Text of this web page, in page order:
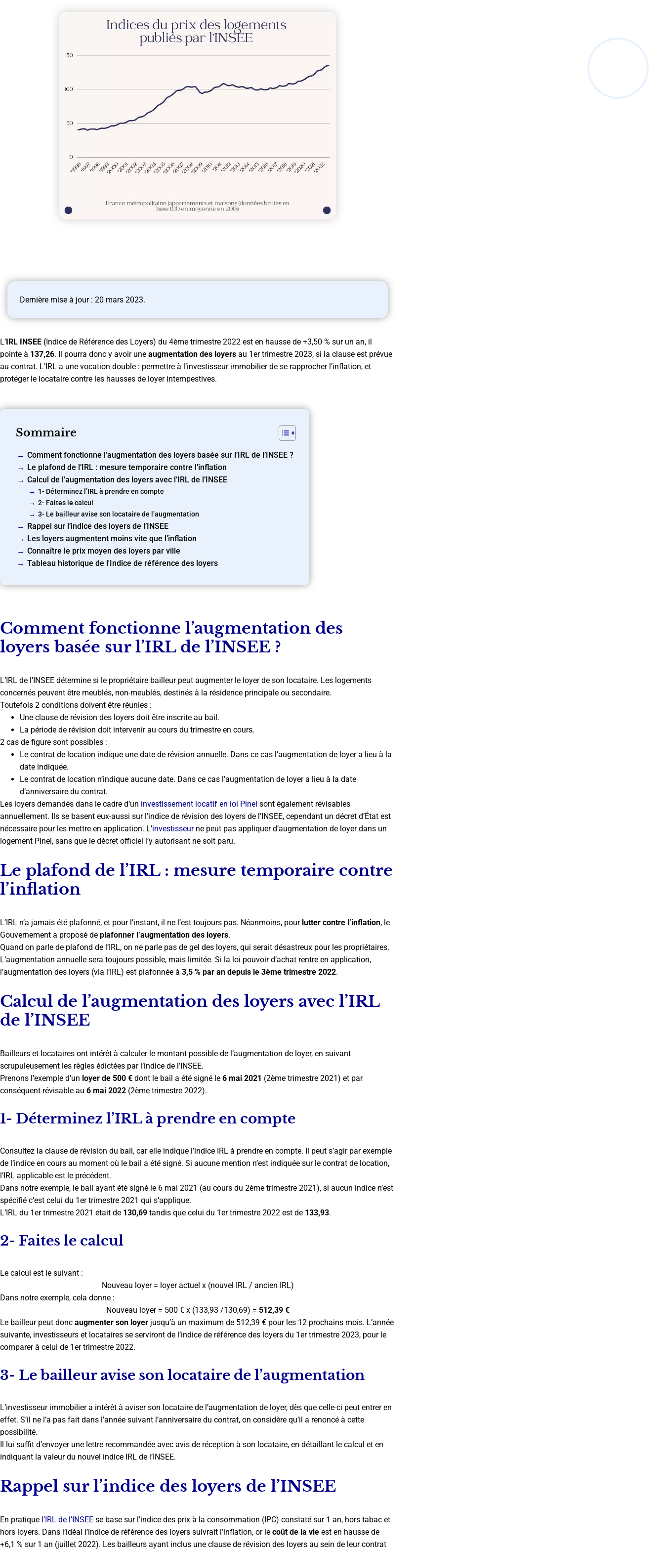
Dernière mise à jour : 20 mars 2023.
L’ IRL INSEE (Indice de Référence des Loyers) du 4ème trimestre 2022 est en hausse de +3,50 % sur un an, il
pointe à 137,26. Il pourra donc y avoir une augmentation des loyers au 1er trimestre 2023, si la clause est prévue
au contrat. L’IRL a une vocation double : permettre à l’investisseur immobilier de se rapprocher l’inflation, et
protéger le locataire contre les hausses de loyer intempestives.
Sommaire
Comment fonctionne l’augmentation des loyers basée sur l’IRL de l’INSEE ?
Le plafond de l’IRL : mesure temporaire contre l’inflation
Calcul de l’augmentation des loyers avec l’IRL de l’INSEE
1- Déterminez l’IRL à prendre en compte
2- Faites le calcul
3- Le bailleur avise son locataire de l’augmentation
Rappel sur l’indice des loyers de l’INSEE
Les loyers augmentent moins vite que l’inflation
Connaître le prix moyen des loyers par ville
Tableau historique de l'Indice de référence des loyers
Comment fonctionne l’augmentation des
loyers basée sur l’IRL de l’INSEE ?
L’IRL de l’INSEE détermine si le propriétaire bailleur peut augmenter le loyer de son locataire. Les logements
concernés peuvent être meublés, non-meublés, destinés à la résidence principale ou secondaire.
Toutefois 2 conditions doivent être réunies :
Une clause de révision des loyers doit être inscrite au bail.
La période de révision doit intervenir au cours du trimestre en cours.
2 cas de figure sont possibles :
Le contrat de location indique une date de révision annuelle. Dans ce cas l’augmentation de loyer a lieu à la
date indiquée.
Le contrat de location n’indique aucune date. Dans ce cas l’augmentation de loyer a lieu à la date
d’anniversaire du contrat.
Les loyers demandés dans le cadre d’un investissement locatif en loi Pinel sont également révisables
annuellement. Ils se basent eux-aussi sur l’indice de révision des loyers de l’INSEE, cependant un décret d’État est
nécessaire pour les mettre en application. L’investisseurne peut pas appliquer d’augmentation de loyer dans un
logement Pinel, sans que le décret officiel l’y autorisant ne soit paru.
Le plafond de l’IRL : mesure temporaire contre
l’inflation
L’IRL n’a jamais été plafonné, et pour l’instant, il ne l’est toujours pas. Néanmoins, pour lutter contre l’inflation, le
Gouvernement a proposé de plafonner l’augmentation des loyers.
Quand on parle de plafond de l’IRL, on ne parle pas de gel des loyers, qui serait désastreux pour les propriétaires.
L’augmentation annuelle sera toujours possible, mais limitée. Si la loi pouvoir d’achat rentre en application,
l’augmentation des loyers (via l’IRL) est plafonnée à 3,5 % par an depuis le 3ème trimestre 2022.
Calcul de l’augmentation des loyers avec l’IRL
de l’INSEE
Bailleurs et locataires ont intérêt à calculer le montant possible de l’augmentation de loyer, en suivant
scrupuleusement les règles édictées par l’indice de l’INSEE.
Prenons l’exemple d’un loyer de 500 € dont le bail a été signé le 6 mai 2021 (2ème trimestre 2021) et par
conséquent révisable au 6 mai 2022 (2ème trimestre 2022).
1- Déterminez l’IRL à prendre en compte
Consultez la clause de révision du bail, car elle indique l’indice IRL à prendre en compte. Il peut s’agir par exemple
de l’indice en cours au moment où le bail a été signé. Si aucune mention n’est indiquée sur le contrat de location,
l’IRL applicable est le précédent.
Dans notre exemple, le bail ayant été signé le 6 mai 2021 (au cours du 2ème trimestre 2021), si aucun indice n’est
spécifié c’est celui du 1er trimestre 2021 qui s’applique.
L’IRL du 1er trimestre 2021 était de 130,69 tandis que celui du 1er trimestre 2022 est de 133,93.
2- Faites le calcul
Le calcul est le suivant :
Nouveau loyer = loyer actuel x (nouvel IRL / ancien IRL)
Dans notre exemple, cela donne :
Nouveau loyer = 500 € x (133,93 /130,69) = 512,39 €
Le bailleur peut donc augmenter son loyer jusqu’à un maximum de 512,39 € pour les 12 prochains mois. L’année
suivante, investisseurs et locataires se serviront de l’indice de référence des loyers du 1er trimestre 2023, pour le
comparer à celui de 1er trimestre 2022.
3- Le bailleur avise son locataire de l’augmentation
L’investisseur immobilier a intérêt à aviser son locataire de l’augmentation de loyer, dès que celle-ci peut entrer en
effet. S’il ne l’a pas fait dans l’année suivant l’anniversaire du contrat, on considère qu’il a renoncé à cette
possibilité.
Il lui suffit d’envoyer une lettre recommandée avec avis de réception à son locataire, en détaillant le calcul et en
indiquant la valeur du nouvel indice IRL de l’INSEE.
Rappel sur l’indice des loyers de l’INSEE
En pratique l’IRL de l’INSEE se base sur l’indice des prix à la consommation (IPC) constaté sur 1 an, hors tabac et
hors loyers. Dans l’idéal l’indice de référence des loyers suivrait l’inflation, or le coût de la vie est en hausse de
+6,1 % sur 1 an (juillet 2022). Les bailleurs ayant inclus une clause de révision des loyers au sein de leur contrat